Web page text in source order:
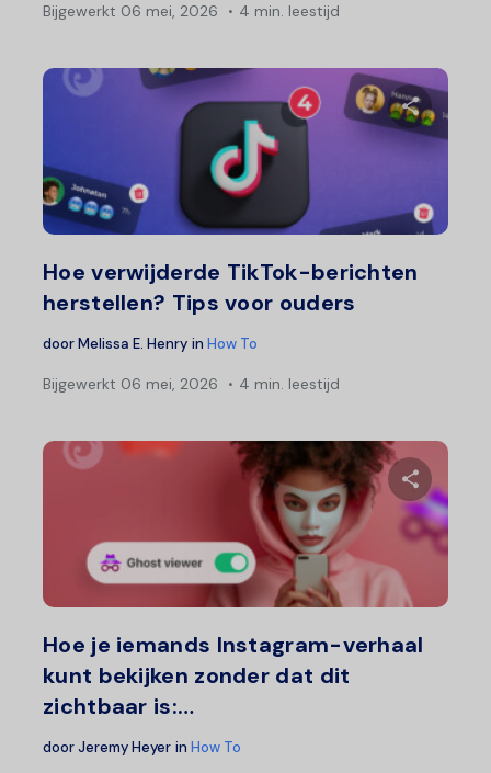
Bijgewerkt 06 mei, 2026 4 min. leestijd
Hoe verwijderde TikTok-berichten
herstellen? Tips voor ouders
doorMelissa E. Henry in How To
Bijgewerkt 06 mei, 2026 4 min. leestijd
Hoe je iemands Instagram-verhaal
kunt bekijken zonder dat dit
zichtbaar is:…
doorJeremy Heyer in How To